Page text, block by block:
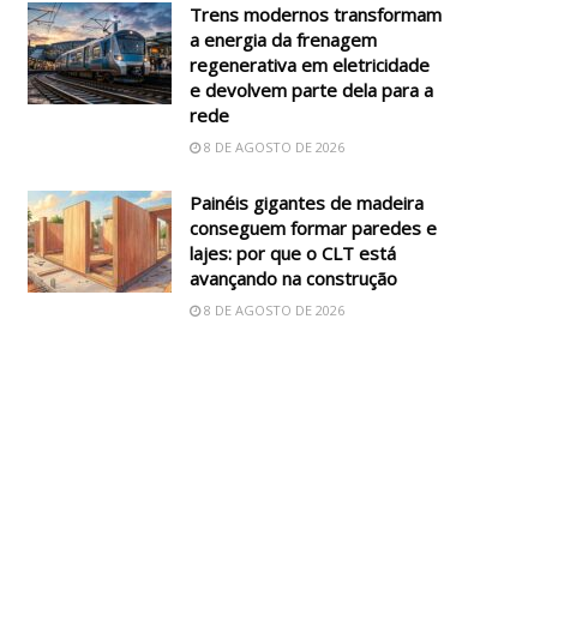
Trens modernos transformam
a energia da frenagem
regenerativa em eletricidade
e devolvem parte dela para a
rede
8 DE AGOSTO DE 2026
Painéis gigantes de madeira
conseguem formar paredes e
lajes: por que o CLT está
avançando na construção
8 DE AGOSTO DE 2026